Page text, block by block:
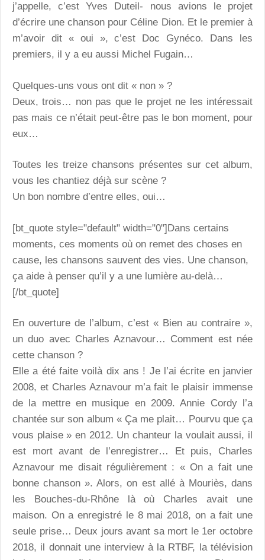
j’appelle, c’est Yves Duteil- nous avions le projet
d’écrire une chanson pour Céline Dion. Et le premier à
m’avoir dit « oui », c’est Doc Gynéco. Dans les
premiers, il y a eu aussi Michel Fugain…
Quelques-uns vous ont dit « non » ?
Deux, trois… non pas que le projet ne les intéressait
pas mais ce n’était peut-être pas le bon moment, pour
eux…
Toutes les treize chansons présentes sur cet album,
vous les chantiez déjà sur scène ?
Un bon nombre d’entre elles, oui…
[bt_quote style="default" width="0"]Dans certains
moments, ces moments où on remet des choses en
cause, les chansons sauvent des vies. Une chanson,
ça aide à penser qu’il y a une lumière au-delà…
[/bt_quote]
En ouverture de l’album, c’est « Bien au contraire »,
un duo avec Charles Aznavour… Comment est née
cette chanson ?
Elle a été faite voilà dix ans ! Je l’ai écrite en janvier
2008, et Charles Aznavour m’a fait le plaisir immense
de la mettre en musique en 2009. Annie Cordy l’a
chantée sur son album « Ça me plait… Pourvu que ça
vous plaise » en 2012. Un chanteur la voulait aussi, il
est mort avant de l’enregistrer… Et puis, Charles
Aznavour me disait régulièrement : « On a fait une
bonne chanson ». Alors, on est allé à Mouriès, dans
les Bouches-du-Rhône là où Charles avait une
maison. On a enregistré le 8 mai 2018, on a fait une
seule prise… Deux jours avant sa mort le 1er octobre
2018, il donnait une interview à la RTBF, la télévision